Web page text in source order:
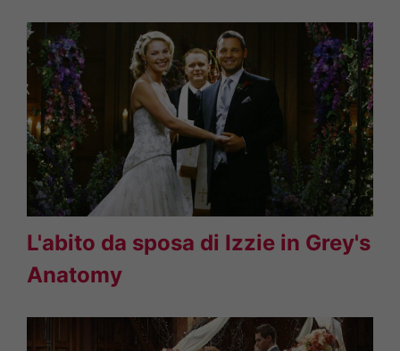
L'abito da sposa di Izzie in Grey's
Anatomy